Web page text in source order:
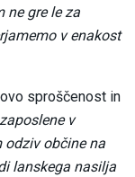
ne gre le za
v enakost
sproščenost in
v
odziv občine na
lanskega nasilja